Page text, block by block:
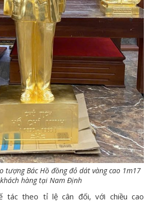
tượng Bác Hồ đồng đỏ dát vàng cao 1m17
hàng tại Nam Định
tác theo tỉ lệ cân đối, với chiều cao